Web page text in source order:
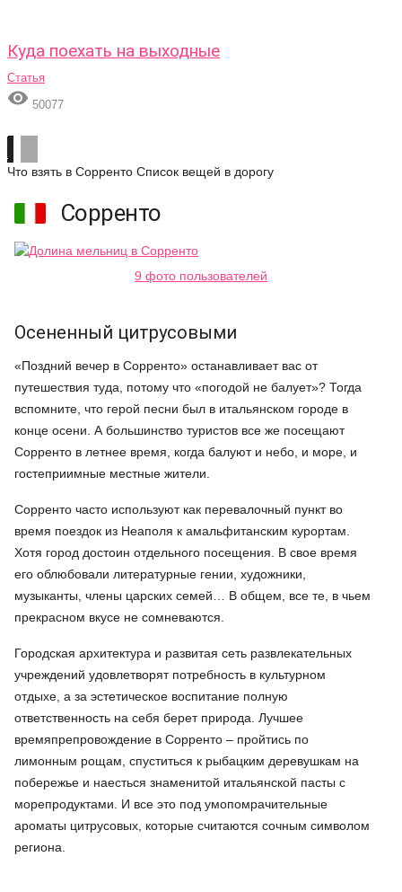
Куда поехать на выходные
Статья
 50077
Что взять в Сорренто Список вещей в дорогу
Сорренто
9 фото пользователей
Осененный цитрусовыми
«Поздний вечер в Сорренто» останавливает вас от
путешествия туда, потому что «погодой не балует»? Тогда
вспомните, что герой песни был в итальянском городе в
конце осени. А большинство туристов все же посещают
Сорренто в летнее время, когда балуют и небо, и море, и
гостеприимные местные жители.
Сорренто часто используют как перевалочный пункт во
время поездок из Неаполя к амальфитанским курортам.
Хотя город достоин отдельного посещения. В свое время
его облюбовали литературные гении, художники,
музыканты, члены царских семей… В общем, все те, в чьем
прекрасном вкусе не сомневаются.
Городская архитектура и развитая сеть развлекательных
учреждений удовлетворят потребность в культурном
отдыхе, а за эстетическое воспитание полную
ответственность на себя берет природа. Лучшее
времяпрепровождение в Сорренто – пройтись по
лимонным рощам, спуститься к рыбацким деревушкам на
побережье и наесться знаменитой итальянской пасты с
морепродуктами. И все это под умопомрачительные
ароматы цитрусовых, которые считаются сочным символом
региона.